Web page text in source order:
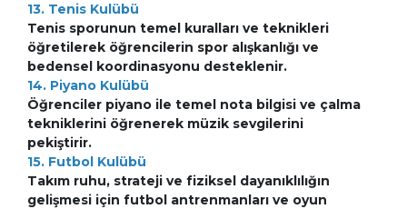
13. Tenis Kulübü
Tenis sporunun temel kuralları ve teknikleri
öğretilerek öğrencilerin spor alışkanlığı ve
bedensel koordinasyonu desteklenir.
14. Piyano Kulübü
Öğrenciler piyano ile temel nota bilgisi ve çalma
tekniklerini öğrenerek müzik sevgilerini
pekiştirir.
15. Futbol Kulübü
Takım ruhu, strateji ve fiziksel dayanıklılığın
gelişmesi için futbol antrenmanları ve oyun